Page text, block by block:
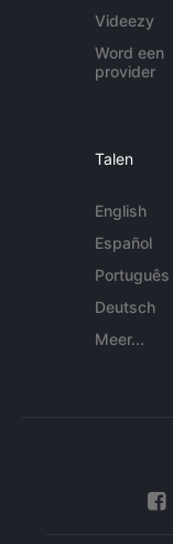
Videezy
Word een
provider
Talen
English
Español
Português
Deutsch
Meer...